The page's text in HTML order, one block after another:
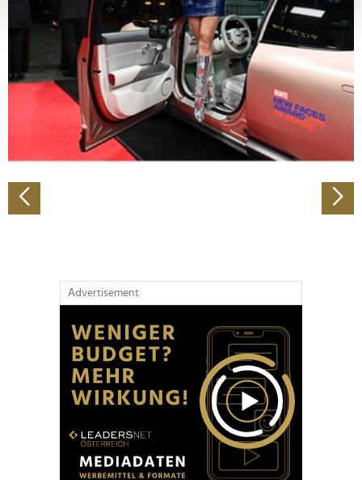
Erfahren Sie mehr darüber, wie Ihre persönlichen Daten
verarbeitet werden, und legen Sie Ihre Präferenzen im
Abschnitt Einzelheitenfest.
Wir verwenden Cookies, um Inhalte und Anzeigen zu
personalisieren, Funktionen für soziale Medien anbieten
zu können und die Zugriffe auf unsere Website zu
analysieren. Außerdem geben wir Informationen zu Ihrer
soziale Medien, Werbung und Analysen weiter. Unsere
Partner führen diese Informationen möglicherweise mit
Advertisement